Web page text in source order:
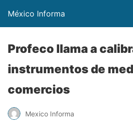
México Informa
Profeco llama a
instrumentos de
comercios
Mexico Informa